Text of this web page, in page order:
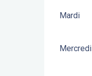
Mardi
Mercredi